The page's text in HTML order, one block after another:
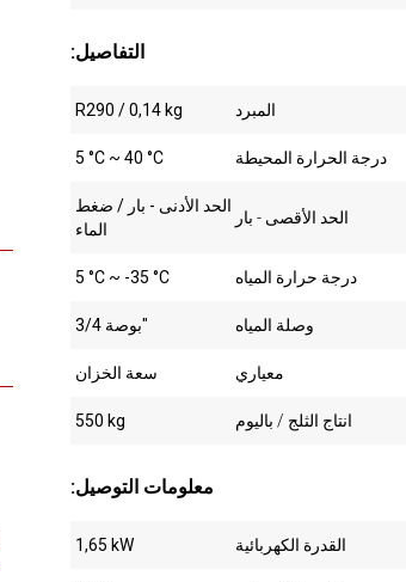
:التفاصيل
R290 / 0,14 kg المبرد
5 °C ~ 40 °C درجة الحرارة المحيطة
الحد الأدنى - بار / ضغط
الماء
الحد الأقصى - بار
5 °C ~ -35 °C درجة حرارة المياه
بوصة 3/4" وصلة المياه
سعة الخزان معياري
550 kg انتاج الثلج / باليوم
:معلومات التوصيل
1,65 kW القدرة الكهربائية